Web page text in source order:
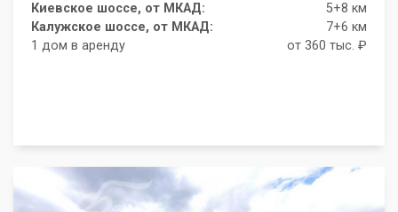
Киевское шоссе, от МКАД:
5+8 км
Калужское шоссе, от МКАД:
7+6 км
1 дом в аренду
от 360 тыс. ₽